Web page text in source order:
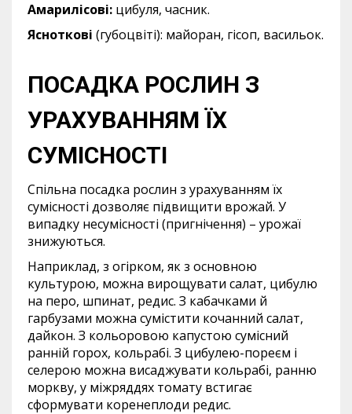
Амарилісові: цибуля, часник.
Ясноткові (губоцвіті): майоран, гісоп, васильок.
ПОСАДКА РОСЛИН З
УРАХУВАННЯМ ЇХ
СУМІСНОСТІ
Спільна посадка рослин з урахуванням їх
сумісності дозволяє підвищити врожай. У
випадку несумісності (пригнічення) – урожаї
знижуються.
Наприклад, з огірком, як з основною
культурою, можна вирощувати салат, цибулю
на перо, шпинат, редис. З кабачками й
гарбузами можна сумістити кочанний салат,
дайкон. З кольоровою капустою сумісний
ранній горох, кольрабі. З цибулею-пореєм і
селерою можна висаджувати кольрабі, ранню
моркву, у міжряддях томату встигає
сформувати коренеплоди редис.